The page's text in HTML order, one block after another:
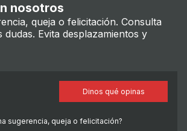
nosotros
queja o felicitación. Consulta
dudas. Evita desplazamientos y
sugerencia, queja o felicitación?
Dinos qué opinas